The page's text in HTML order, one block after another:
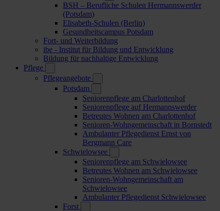
BSH – Berufliche Schulen Hermannswerder
(Potsdam)
Elisabeth-Schulen (Berlin)
Gesundheitscampus Potsdam
Fort- und Weiterbildung
ibe - Institut für Bildung und Entwicklung
Bildung für nachhaltige Entwicklung
Pflege
Pflegeangebote
Potsdam
Seniorenpflege am Charlottenhof
Seniorenpflege auf Hermannswerder
Betreutes Wohnen am Charlottenhof
Senioren-Wohngemeinschaft in Bornstedt
Ambulanter Pflegedienst Ernst von
Bergmann Care
Schwielowsee
Seniorenpflege am Schwielowsee
Betreutes Wohnen am Schwielowsee
Senioren-Wohngemeinschaft am
Schwielowsee
Ambulanter Pflegedienst Schwielowsee
Forst